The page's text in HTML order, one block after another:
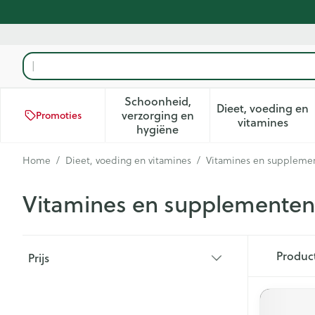
Product, merk, categorie...
Promoties
Schoonheid,
verzorging en
hygiëneToon submenu voor
Dieet, voeding en
vitamines
Toon
Home / Dieet, voeding en vitamines / Vitamines en
Vitamines en supplementen
Prijs